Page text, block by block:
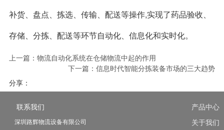
补货、盘点、拣选、传输、配送等操作,实现了药品验收、
存储、分拣、配送等环节自动化、信息化和实时化。
上一篇： 物流自动化系统在仓储物流中起的作用
下一篇：信息时代智能分拣装备市场的三大趋势
分享：
联系我们
深圳路辉物流设备有限公司
产品中心
关于我们